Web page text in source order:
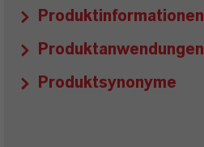
Produktinformationen
Produktanwendungen
Produktsynonyme